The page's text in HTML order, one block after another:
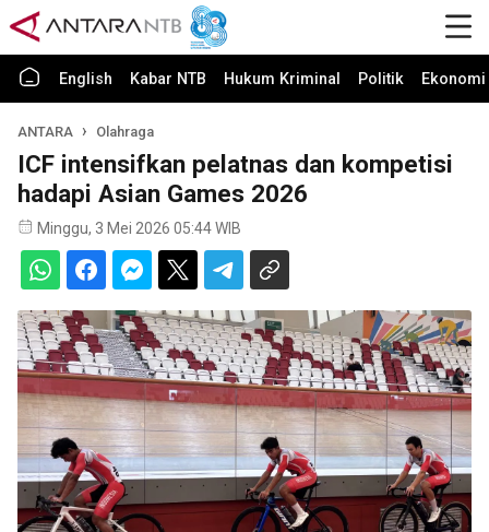
English Kabar NTB Hukum Kriminal Politik
ANTARA Olahraga
ICF intensifkan pelatnas dan kompetisi
hadapi Asian Games 2026
Minggu, 3 Mei 2026 05:44 WIB